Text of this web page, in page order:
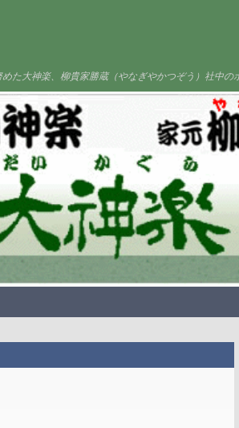
た大神楽、柳貴家勝蔵（やなぎやかつぞう）社中の